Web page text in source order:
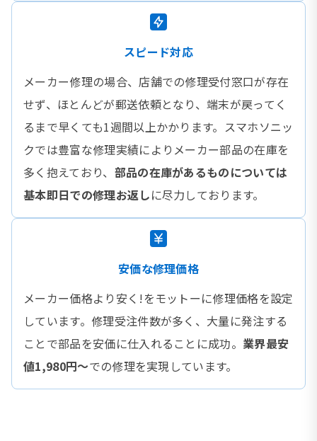
スピード対応
メーカー修理の場合、店舗での修理受付窓口が存在
せず、ほとんどが郵送依頼となり、端末が戻ってく
るまで早くても1週間以上かかります。スマホソニッ
クでは豊富な修理実績によりメーカー部品の在庫を
多く抱えており、 部品の在庫があるものについては
基本即日での修理お返しに尽力しております。
安価な修理価格
メーカー価格より安く!をモットーに修理価格を設定
しています。修理受注件数が多く、大量に発注する
ことで部品を安価に仕入れることに成功。 業界最安
値1,980円〜での修理を実現しています。